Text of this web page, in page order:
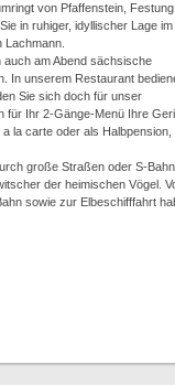
von Pfaffenstein, Festung
in ruhiger, idyllischer Lage
am Abend sächsische
In unserem Restaurant
Sie sich doch für unser
für Ihr 2-Gänge-Menü Ihre
la carte oder als Halbpension,
große Straßen oder S-Bahn,
der heimischen Vögel.
sowie zur Elbeschifffahrt